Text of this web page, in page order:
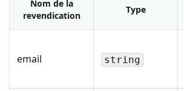
Nom de la
revendication
Type
email string